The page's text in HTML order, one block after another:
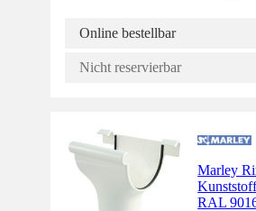
Online bestellbar
Nicht reservierbar
Marley
RAL